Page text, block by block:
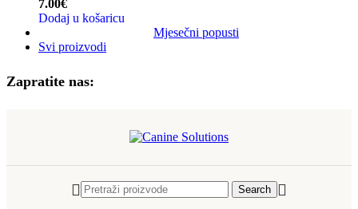
7.00€
Dodaj u košaricu
Mjesečni popusti
Svi proizvodi
Zapratite nas:
Search